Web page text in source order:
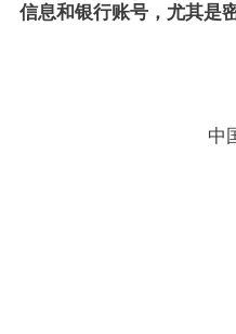
信息和银行账号，尤其是
中